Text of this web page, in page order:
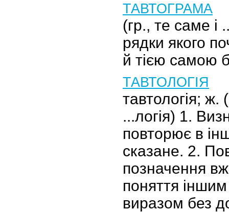
ТАВТОГРАМА
(гр., те саме і
рядки якого
й тією самою
ТАВТОЛОГІЯ
тавтологія; ж.
...логія) 1.
повторює в
сказане. 2.
позначення
поняття
виразом без